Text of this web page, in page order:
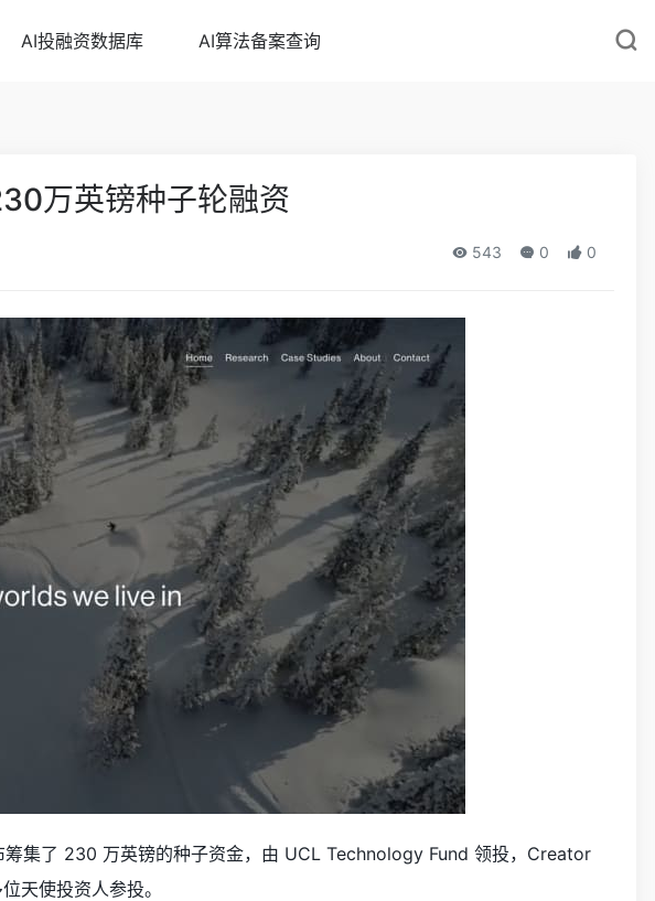
AI投融资数据库 AI算法备案查询
万英镑种子轮融资
543 0 0
筹集了 230 万英镑的种子资金，由 UCL Technology Fund 领投，Creator
天使投资人参投。